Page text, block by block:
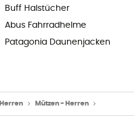
Buff Halstücher
Abus Fahrradhelme
Patagonia Daunenjacken
Mützen - Herren